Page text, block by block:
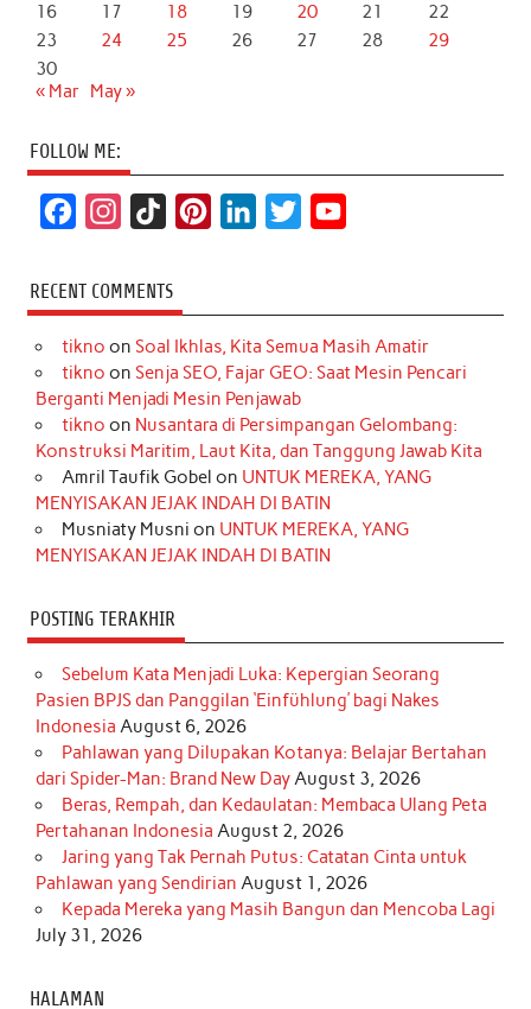
16
17 18 19 20 21
22
23
24 25 26 27 28
29
30
« Mar May »
FOLLOW ME:
c
e
b
o
k
s
t
a
r
a
m
k
T
o
k
t
e
e
s
t
k
e
d
I
n
t
t
r
T
u
e
RECENT COMMENTS
tikno on Soal Ikhlas, Kita Semua Masih Amatir
tikno on Senja SEO, Fajar GEO: Saat Mesin Pencari
Berganti Menjadi Mesin Penjawab
tikno on Nusantara di Persimpangan Gelombang:
Konstruksi Maritim, Laut Kita, dan Tanggung Jawab Kita
Amril Taufik Gobel on UNTUK MEREKA, YANG
MENYISAKAN JEJAK INDAH DI BATIN
Musniaty Musni on UNTUK MEREKA, YANG
MENYISAKAN JEJAK INDAH DI BATIN
POSTING TERAKHIR
Sebelum Kata Menjadi Luka: Kepergian Seorang
Pasien BPJS dan Panggilan ‘Einfühlung’ bagi Nakes
Indonesia August 6, 2026
Pahlawan yang Dilupakan Kotanya: Belajar Bertahan
dari Spider-Man: Brand New DayAugust 3, 2026
Beras, Rempah, dan Kedaulatan: Membaca Ulang Peta
Pertahanan Indonesia August 2, 2026
Jaring yang Tak Pernah Putus: Catatan Cinta untuk
Pahlawan yang Sendirian August 1, 2026
Kepada Mereka yang Masih Bangun dan Mencoba Lagi
July 31, 2026
HALAMAN